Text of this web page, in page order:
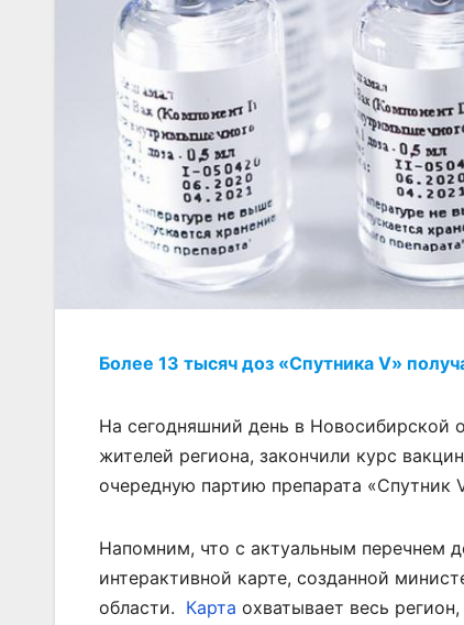
Более 13 тысяч доз «Спутника V»
На сегодняшний день в Новосибирской
жителей региона, закончили курс
очередную партию препарата «Спутник
Напомним, что с актуальным перечнем
интерактивной карте, созданной
области. Карта охватывает весь